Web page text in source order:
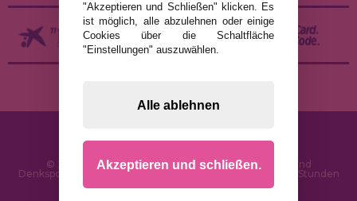
© 2026 PuzzleLaden.de - Online-Shop für Puzzles und
Denksportaufgaben im Internet. Schnelle Lieferung in 24 Stunden
"Akzeptieren und Schließen" klicken. Es
ist möglich, alle abzulehnen oder einige
Cookies über die Schaltfläche
"Einstellungen" auszuwählen.
Alle ablehnen
Akzeptieren und schließen.